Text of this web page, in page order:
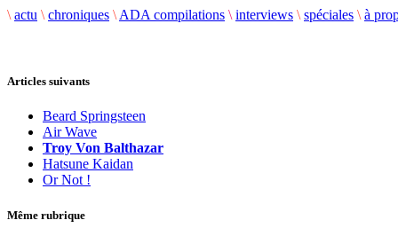
\ actu \ chroniques \ ADA compilations \ interviews \ spéciales \ à
Articles suivants
Beard Springsteen
Air Wave
Troy Von Balthazar
Hatsune Kaidan
Or Not !
Même rubrique